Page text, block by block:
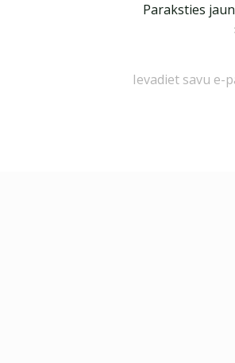
Paraksties